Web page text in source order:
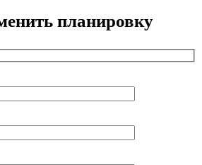
планировку